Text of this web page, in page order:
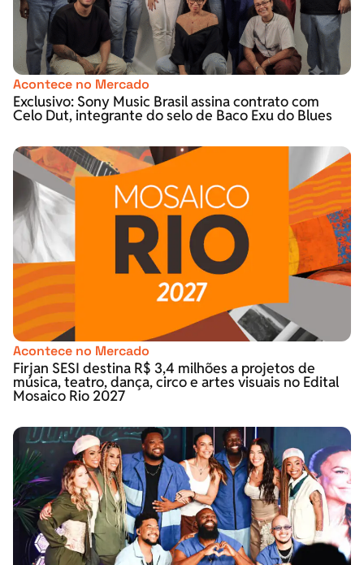
Acontece no Mercado
Exclusivo: Sony Music Brasil assina contrato com
Celo Dut, integrante do selo de Baco Exu do Blues
Acontece no Mercado
Firjan SESI destina R$ 3,4 milhões a projetos de
música, teatro, dança, circo e artes visuais no Edital
Mosaico Rio 2027